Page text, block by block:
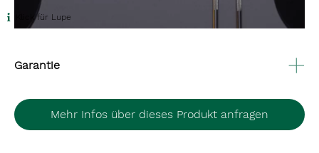
Klick für Lupe
Garantie
Mehr Infos über dieses Produkt anfragen